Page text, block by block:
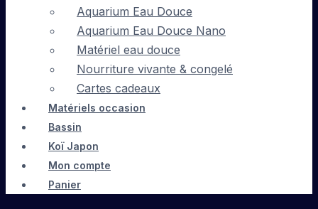
Aquarium Eau Douce
Aquarium Eau Douce Nano
Matériel eau douce
Nourriture vivante & congelé
Cartes cadeaux
Matériels occasion
Bassin
Koï Japon
Mon compte
Panier